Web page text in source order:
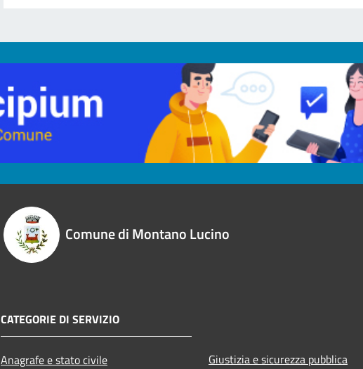
Comune di Montano Lucino
CATEGORIE DI SERVIZIO
Anagrafe e stato civile
Giustizia e sicurezza pubblica